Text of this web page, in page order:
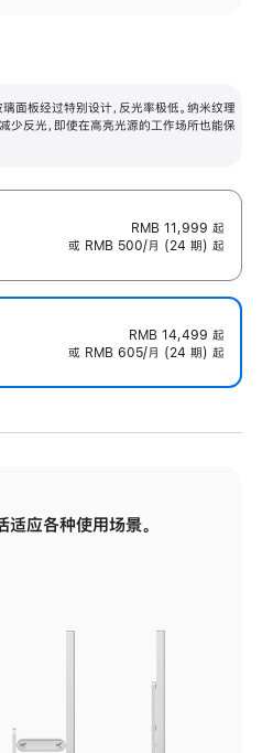
面板经过特别设计，反光率极低。纳米纹理
少反光，即使在高亮光源的工作场所也能保
RMB 11,999 起
或 RMB 500/月 (24 期) 起
RMB 14,499 起
或 RMB 605/月 (24 期) 起
适应各种使用场景。